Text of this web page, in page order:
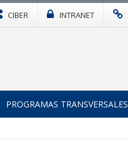
CIBER INTRANET
PROGRAMAS TRANSVERSALES